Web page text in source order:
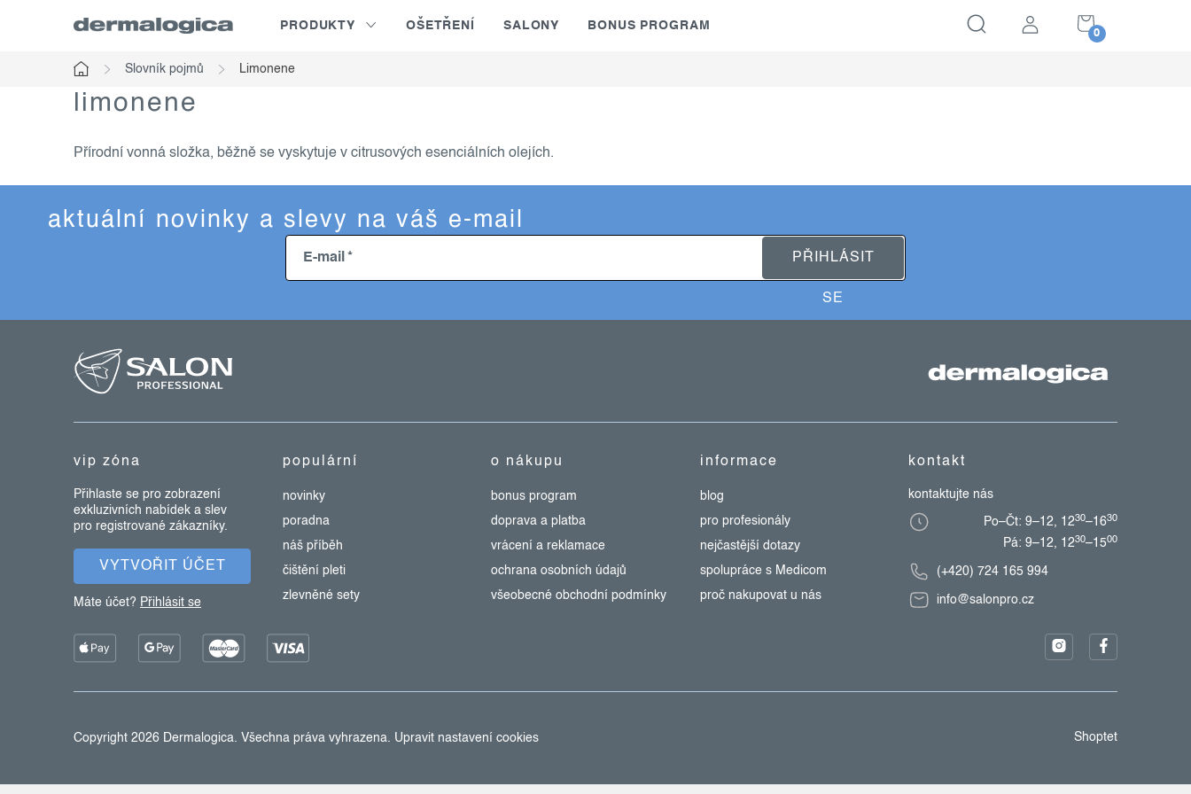
NÁKUPNÍ
KOŠÍK
PRODUKTY OŠETŘENÍ SALONY BONUS PROGRAM
Slovník pojmů Limonene
limonene
Přírodní vonná složka, běžně se vyskytuje v citrusových esenciálních olejích.
aktuální novinky a slevy na váš e-mail
E-mail PŘIHLÁSIT
SE
vip zóna
Přihlaste se pro zobrazení
exkluzivních nabídek a slev
pro registrované zákazníky.
VYTVOŘIT ÚČET
Máte účet? Přihlásit se
populární
novinky
poradna
náš příběh
čištění pleti
zlevněné sety
o nákupu
bonus program
doprava a platba
vrácení a reklamace
ochrana osobních údajů
všeobecné obchodní podmínky
informace
blog
pro profesionály
nejčastější dotazy
spolupráce s Medicom
proč nakupovat u nás
kontakt
kontaktujte nás
Po–Čt: 9–12, 1230–1630
Pá: 9–12, 1230–1500
(+420) 724 165 994
info@salonpro.cz
Copyright 2026 Dermalogica. Všechna práva vyhrazena. Upravit nastavení cookies